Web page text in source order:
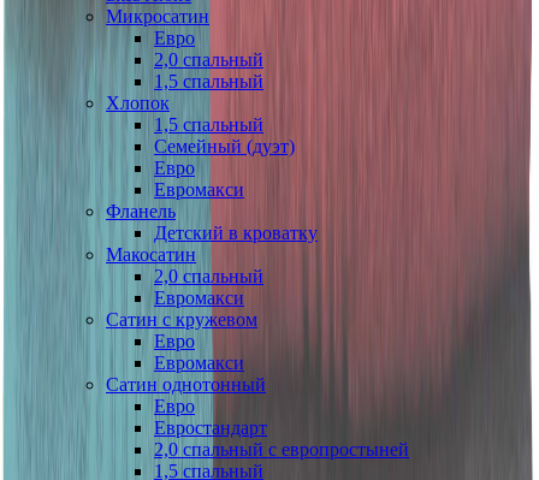
Микросатин
Евро
2,0 спальный
1,5 спальный
Хлопок
1,5 спальный
Семейный (дуэт)
Евро
Евромакси
Фланель
Детский в кроватку
Макосатин
2,0 спальный
Евромакси
Сатин с кружевом
Евро
Евромакси
Сатин однотонный
Евро
Евростандарт
2,0 спальный с европростыней
1,5 спальный